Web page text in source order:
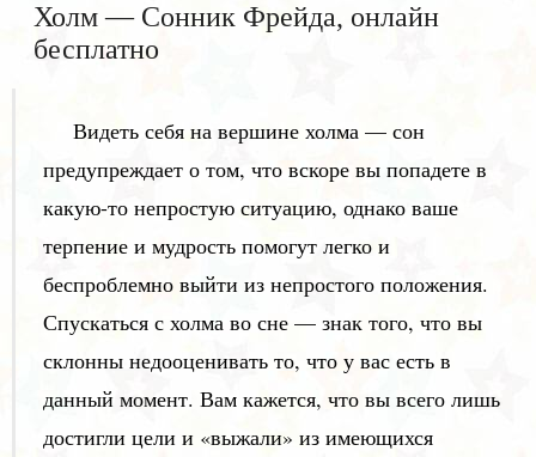
Холм — Сонник Фрейда, онлайн
бесплатно
Видеть себя на вершине холма — сон
предупреждает о том, что вскоре вы попадете в
какую-то непростую ситуацию, однако ваше
терпение и мудрость помогут легко и
беспроблемно выйти из непростого положения.
Спускаться с холма во сне — знак того, что вы
склонны недооценивать то, что у вас есть в
данный момент. Вам кажется, что вы всего лишь
достигли цели и «выжали» из имеющихся